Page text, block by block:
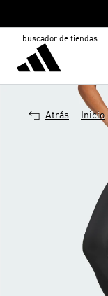
buscador de tiendas
Atrás Inicio